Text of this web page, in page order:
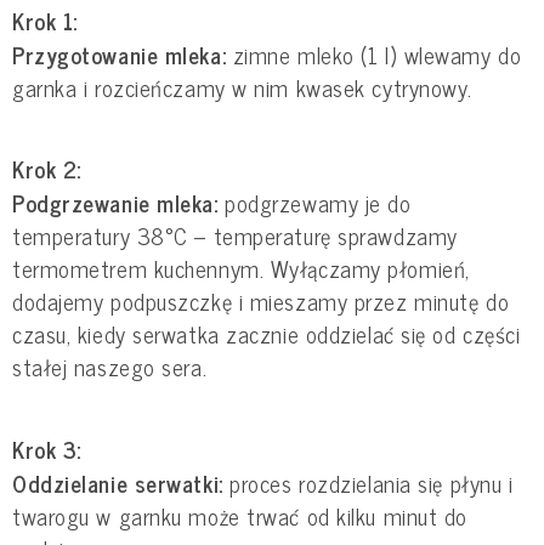
Krok 1:
Przygotowanie mleka: zimne mleko (1 l) wlewamy do
garnka i rozcieńczamy w nim kwasek cytrynowy.
Krok 2:
Podgrzewanie mleka: podgrzewamy je do
temperatury 38°C – temperaturę sprawdzamy
termometrem kuchennym. Wyłączamy płomień,
dodajemy podpuszczkę i mieszamy przez minutę do
czasu, kiedy serwatka zacznie oddzielać się od części
stałej naszego sera.
Krok 3:
Oddzielanie serwatki: proces rozdzielania się płynu i
twarogu w garnku może trwać od kilku minut do